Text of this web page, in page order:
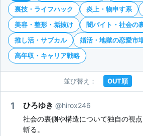
裏技・ライフハック
炎上・物申す系
美容・整形・垢抜け
闇バイト・社会の
推し活・サブカル
婚活・地獄の恋愛市
高年収・キャリア戦略
並び替え： OUT順
1 ひろゆき @hirox246
社会の裏側や構造について独自の視
斬る。